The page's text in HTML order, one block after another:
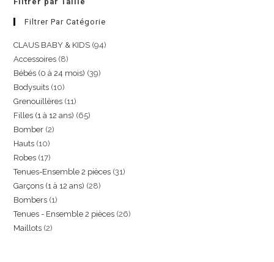
Filtrer Par Catégorie
CLAUS BABY & KIDS 94
Accessoires 8
Bébés (0 à 24 mois) 39
Bodysuits 10
Grenouillères 11
Filles (1 à 12 ans) 65
Bomber 2
Hauts 10
Robes 17
Tenues-Ensemble 2 pièces 31
Garçons (1 à 12 ans) 28
Bombers 1
Tenues - Ensemble 2 pièces 26
Maillots 2